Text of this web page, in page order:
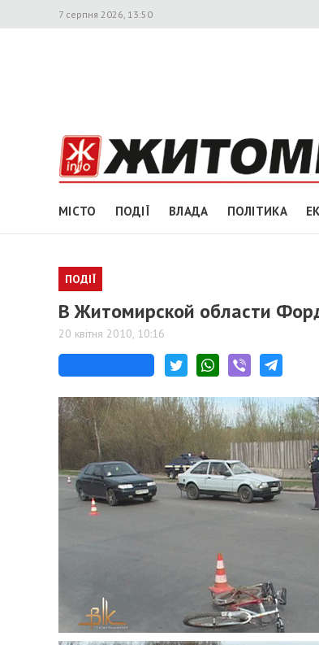
7 серпня 2026, 13:50
МІСТО ПОДІЇ ВЛАДА ПОЛІТИКА
ПОДІЇ
В Житомирской области
20 квітня 2010, 10:16